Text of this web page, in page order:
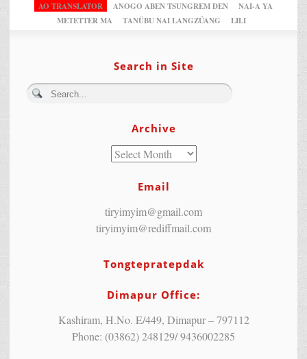
AO TRANSLATOR ANOGO ABEN TSUNGREM DEN
NAI-A YA
METETTER MA
TANÜBU NAI LANGZÜANG LILI
Search in Site
Archive
Email
tiryimyim@gmail.com
tiryimyim@rediffmail.com
Tongtepratepdak
Dimapur Office:
Kashiram, H.No. E/449, Dimapur – 797112
Phone: (03862) 248129/ 9436002285